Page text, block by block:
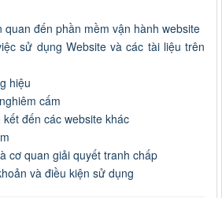
đến phần mềm vận hành website
sử dụng Website và các tài liệu trên
hiệu
cấm
đến các website khác
cơ quan giải quyết tranh chấp
và điều kiện sử dụng